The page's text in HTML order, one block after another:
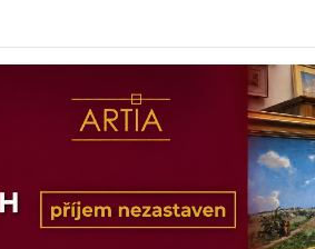
Technika: pastel na kartonu
Šířka: 76,5 cm, výška: 37 cm, rámování:
Stav: dobrý
14.07.2026 20:04